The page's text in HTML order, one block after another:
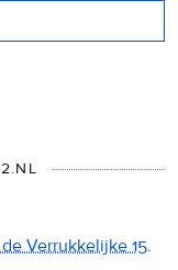
Verrukkelijke 15.